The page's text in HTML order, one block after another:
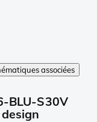
associées
BLU-S30V